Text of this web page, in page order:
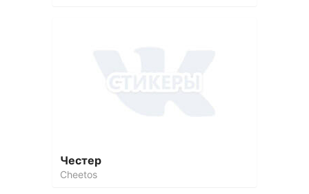
Честер
Cheetos